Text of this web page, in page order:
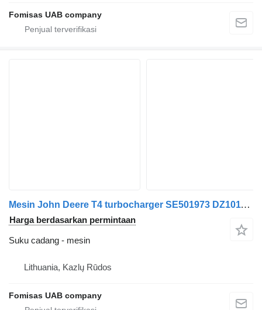
Fomisas UAB company
Mesin John Deere T4 turbocharger SE501973 DZ101123 DZ127047
Harga berdasarkan permintaan
Suku cadang - mesin
Lithuania, Kazlų Rūdos
Fomisas UAB company